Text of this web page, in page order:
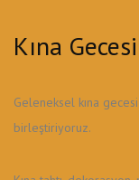
Kına
Geleneksel kına
birleştiriyoruz.